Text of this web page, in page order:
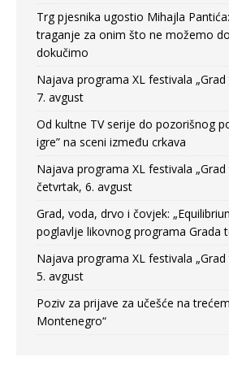
Trg pjesnika ugostio Mihajla
traganje za onim što ne možemo
dokučimo
Najava programa XL festivala
7. avgust
Od kultne TV serije do pozorišnog
igre” na sceni između crkava
Najava programa XL festivala „Grad
četvrtak, 6. avgust
Grad, voda, drvo i čovjek:
poglavlje likovnog programa Grada
Najava programa XL festivala
5. avgust
Poziv za prijave za učešće na
Montenegro“